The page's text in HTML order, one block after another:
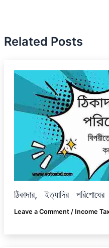
Related Posts
ঠিকাদার, ইত্যাদির
Leave a Comment / Income